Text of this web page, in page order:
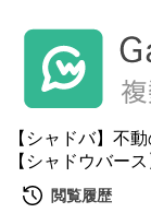
【シャドバ】不
【シャドウバース